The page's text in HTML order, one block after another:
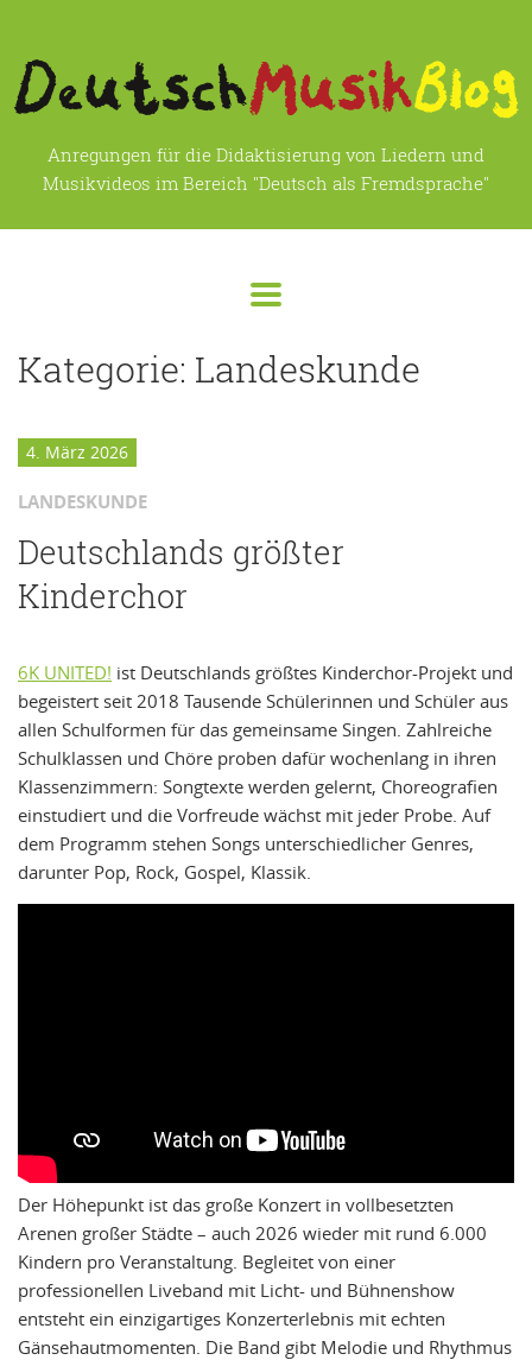
Anregungen für die Didaktisierung von Liedern und
Musikvideos im Bereich "Deutsch als Fremdsprache"
Kategorie: Landeskunde
4. März 2026
LANDESKUNDE
Deutschlands größter
Kinderchor
6K UNITED! ist Deutschlands größtes Kinderchor-Projekt und
begeistert seit 2018 Tausende Schülerinnen und Schüler aus
allen Schulformen für das gemeinsame Singen. Zahlreiche
Schulklassen und Chöre proben dafür wochenlang in ihren
Klassenzimmern: Songtexte werden gelernt, Choreografien
einstudiert und die Vorfreude wächst mit jeder Probe. Auf
dem Programm stehen Songs unterschiedlicher Genres,
darunter Pop, Rock, Gospel, Klassik.
Der Höhepunkt ist das große Konzert in vollbesetzten
Arenen großer Städte – auch 2026 wieder mit rund 6.000
Kindern pro Veranstaltung. Begleitet von einer
professionellen Liveband mit Licht- und Bühnenshow
entsteht ein einzigartiges Konzerterlebnis mit echten
Gänsehautmomenten. Die Band gibt Melodie und Rhythmus